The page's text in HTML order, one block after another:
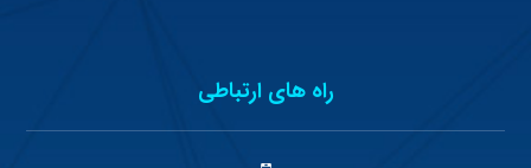
راه های ارتباطی